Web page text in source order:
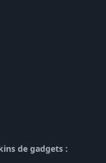
de gadgets :